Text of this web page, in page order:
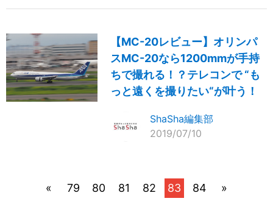
【MC-20レビュー】オリンパ
スMC-20なら1200mmが手持
ちで撮れる！？テレコンで “も
っと遠くを撮りたい“が叶う！
ShaSha編集部
2019/07/10
« 79 80 81 82 83 84 »